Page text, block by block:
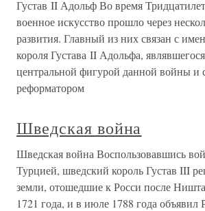
Густав II Адольф Во время
военное искусство прошло через
развития. Главный из них связан с
короля Густава II Адольфа,
центральной фигурой данной войны и
реформатором
Шведская война
Шведская война Воспользовавшись
Турцией, шведский король Густав III
земли, отошедшие к Росси после
1721 года, и в июле 1788 года объявил